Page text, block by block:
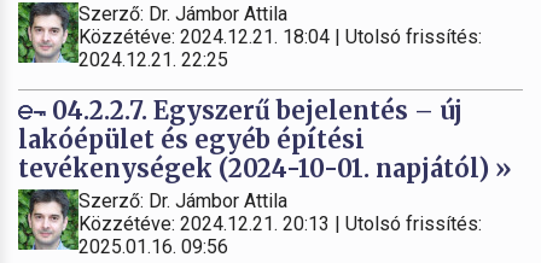
Szerző: Dr. Jámbor Attila
Közzétéve: 2024.12.21. 18:04 | Utolsó frissítés:
2024.12.21. 22:25
04.2.2.7. Egyszerű bejelentés – új
lakóépület és egyéb építési
tevékenységek (2024-10-01. napjától) »
Szerző: Dr. Jámbor Attila
Közzétéve: 2024.12.21. 20:13 | Utolsó frissítés:
2025.01.16. 09:56